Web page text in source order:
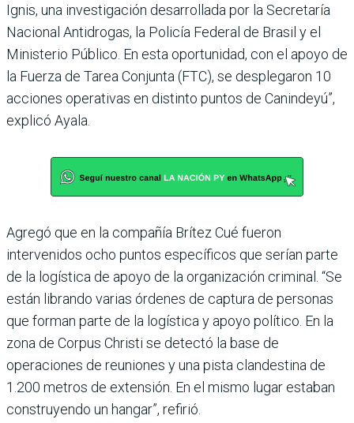
Ignis, una investigación desarrollada por la Secretaría
Nacional Antidrogas, la Policía Federal de Brasil y el
Ministerio Público. En esta oportunidad, con el apoyo de
la Fuerza de Tarea Conjunta (FTC), se desplegaron 10
acciones operativas en distinto puntos de Canindeyú”,
explicó Ayala.
Agregó que en la compañía Brítez Cué fueron
intervenidos ocho puntos específicos que serían parte
de la logística de apoyo de la organización criminal. “Se
están librando varias órdenes de captura de personas
que forman parte de la logística y apoyo político. En la
zona de Corpus Christi se detectó la base de
operaciones de reuniones y una pista clandestina de
1.200 metros de extensión. En el mismo lugar estaban
construyendo un hangar”, refirió.